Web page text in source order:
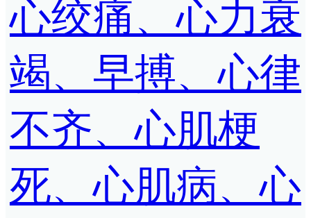
心绞痛、心力衰
竭、早搏、心律
不齐、心肌梗
死、心肌病、心